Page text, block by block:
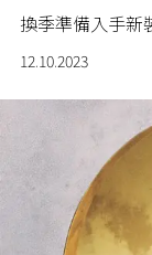
換季準備入手新
12.10.2023